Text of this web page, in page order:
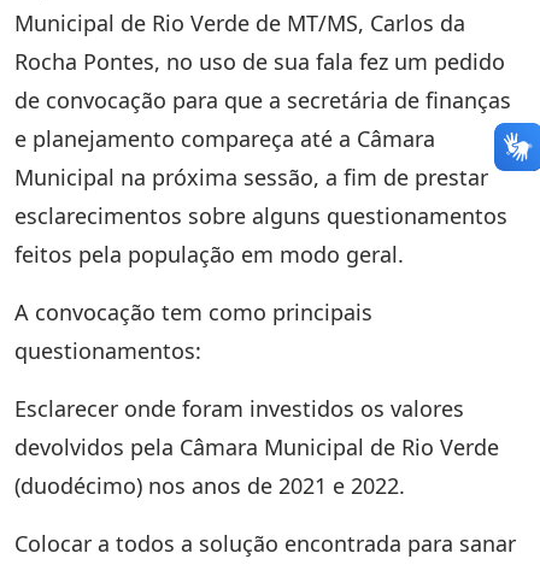
Municipal de Rio Verde de MT/MS, Carlos da
Rocha Pontes, no uso de sua fala fez um pedido
de convocação para que a secretária de finanças
e planejamento compareça até a Câmara
Municipal na próxima sessão, a fim de prestar
esclarecimentos sobre alguns questionamentos
feitos pela população em modo geral.
A convocação tem como principais
questionamentos:
Esclarecer onde foram investidos os valores
devolvidos pela Câmara Municipal de Rio Verde
(duodécimo) nos anos de 2021 e 2022.
Colocar a todos a solução encontrada para sanar